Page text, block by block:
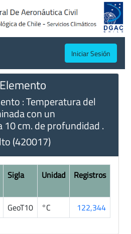
Iniciar Sesión
: Temperatura del
con un
10 cm. de profundidad .
(420017)
Sigla Unidad Registros
GeoT10 °C 122,344